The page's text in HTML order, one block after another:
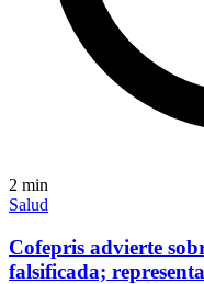
2 min
Salud
Cofepris advierte
falsificada;